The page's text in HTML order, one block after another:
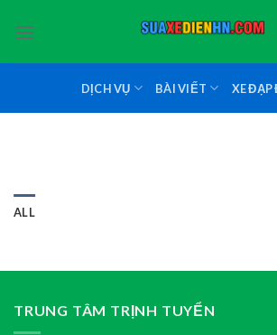
DỊCH VỤ BÀI VIẾT XE ĐẠP
ALL
TRUNG TÂM TRỊNH TUYỂN